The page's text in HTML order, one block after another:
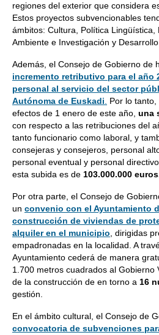
regiones del exterior que considera
Estos proyectos subvencionables
ámbitos: Cultura, Política Lingüística,
Ambiente e Investigación y Desarrollo
Además, el Consejo de Gobierno de
incremento retributivo para el año
personal al servicio del sector
Autónoma de Euskadi
Por lo
efectos de 1 enero de este año, una
con respecto a las retribuciones del
tanto funcionario como laboral, y
consejeras y consejeros, personal
personal eventual y personal
esta subida es de 103.000.000
Por otra parte, el Consejo de
un convenio con el Ayuntamiento
construcción de viviendas de
alquiler en el municipio , dirigidas
empadronadas en la localidad. A
Ayuntamiento cederá de manera
1.700 metros cuadrados al Gobierno
de la construcción de en torno a 16
gestión.
En el ámbito cultural, el Consejo de
convocatoria de subvenciones